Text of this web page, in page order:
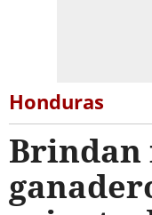
Honduras
Brindan